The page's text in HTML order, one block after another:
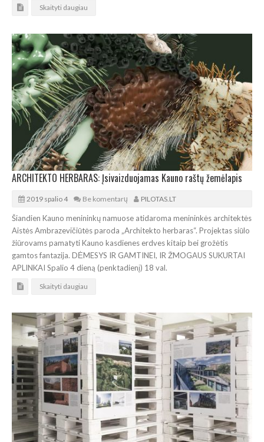
Skaityti daugiau
ARCHITEKTO HERBARAS: Įsivaizduojamas Kauno raštų žemėlapis
2019 spalio 4 Be komentarų PILOTAS.LT
Šiandien Kauno menininkų namuose atidaroma menininkės architektės
Aistės Ambrazevičiūtės paroda „Architekto herbaras“. Projektas siūlo
žiūrovams pamatyti Kauno kasdienes erdves kitaip bei grožėtis
gamtos fantazija. DĖMESYS IR GAMTINEI, IR ŽMOGAUS SUKURTAI
APLINKAI Spalio 4 dieną (penktadienį) 18 val.
Skaityti daugiau